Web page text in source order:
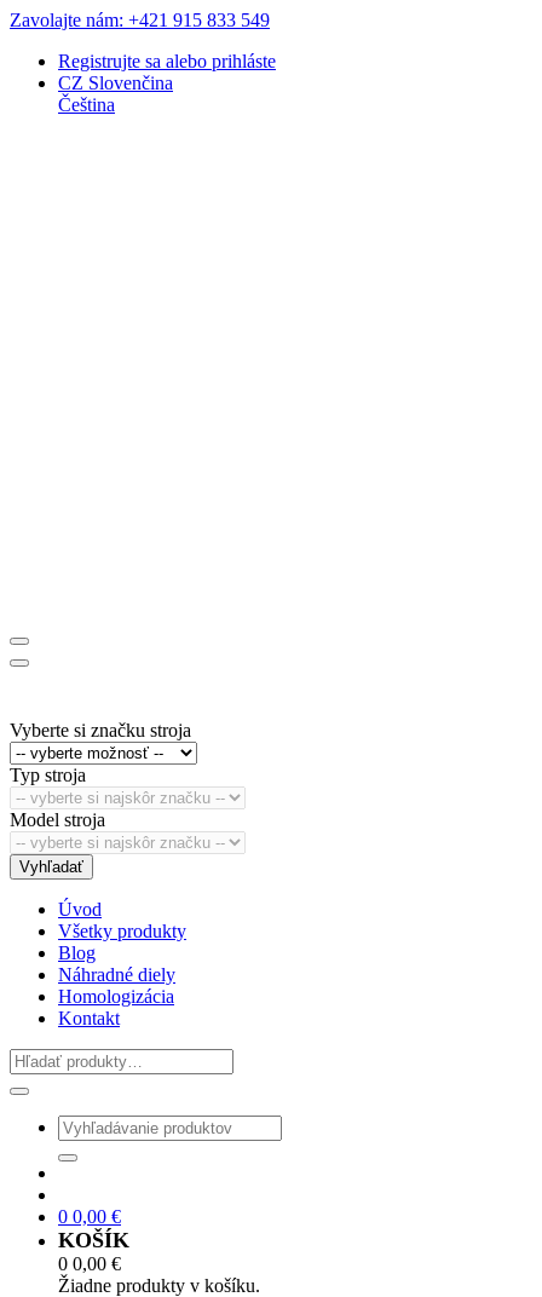
Zavolajte nám: +421 915 833 549
Registrujte sa alebo prihláste
CZ Slovenčina
Čeština
Vyberte si značku stroja
Typ stroja
Model stroja
Vyhľadať
Úvod
Všetky produkty
Blog
Náhradné diely
Homologizácia
Kontakt
0 0,00 €
KOŠÍK
0 0,00 €
Žiadne produkty v košíku.